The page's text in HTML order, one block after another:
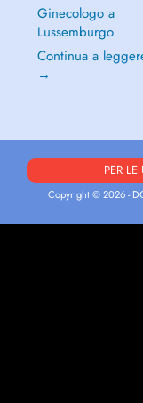
Ginecologo a
Lussemburgo
Continua a
→
PER
Copyright © 2026 -